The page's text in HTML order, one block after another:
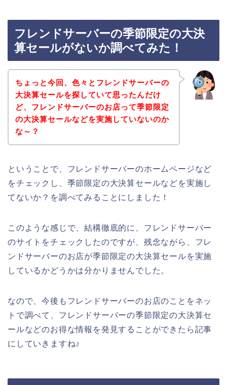
フレンドサーバーの季節限定の大決
算セールがないか調べてみた！
ちょっと今回、色々とフレンドサーバーの
大決算セールを探していて思ったんだけ
ど、フレンドサーバーのお店って季節限定
の大決算セールなどを実施していないのか
な～？
ということで、フレンドサーバーのホームページなど
をチェックし、季節限定の大決算セールなどを実施し
てないか？を調べてみることにしました！
このような感じで、結構徹底的に、フレンドサーバー
のサイトをチェックしたのですが、残念ながら、フレ
ンドサーバーのお店が季節限定の大決算セールを実施
しているかどうかは分かりませんでした。
なので、今後もフレンドサーバーのお店のことをネッ
トで調べて、フレンドサーバーの季節限定の大決算セ
ールなどのお得な情報を発見することができたら記事
にしていきますね♪